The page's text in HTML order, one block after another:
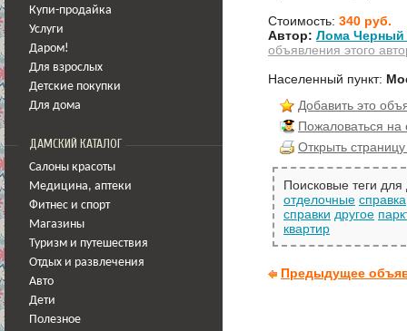
Купи-продайка
Услуги
Даром!
Для взрослых
Детские покупки
Для дома
ДАМСКИЙ КАТАЛОГ
Салоны красоты
Медицина, аптеки
Фитнес и спорт
Магазины
Туризм и путешествия
Отдых и развлечения
Авто
Дети
Полезное
Стоимость: 340 руб.
Автор: Лома Черный
объявления этого
Населенный пункт:
Добавить это
Пожаловаться
Открыть
Поисковые теги
отделочные справка
справки другое
квартир
Предыдущее